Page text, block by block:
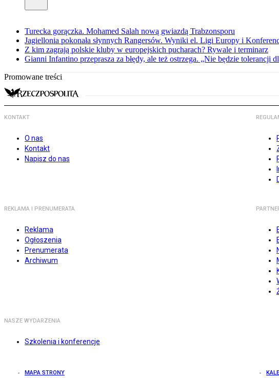
Turecka gorączka. Mohamed Salah nową gwiazdą Trabzonsporu
Jagiellonia pokonała słynnych Rangersów. Wyniki el. Ligi Europy i
Z kim zagrają polskie kluby w europejskich pucharach? Rywale i terminarz
Gianni Infantino przeprasza za błędy, ale też ostrzega. „Nie będzie tolerancji
Promowane treści
KONTAKT
O nas
Kontakt
Napisz do nas
REKLAMA I PRENUMERATA
Reklama
Ogłoszenia
Prenumerata
Archiwum
NASZE WYDARZENIA
Szkolenia i konferencje
MAPA STRONY